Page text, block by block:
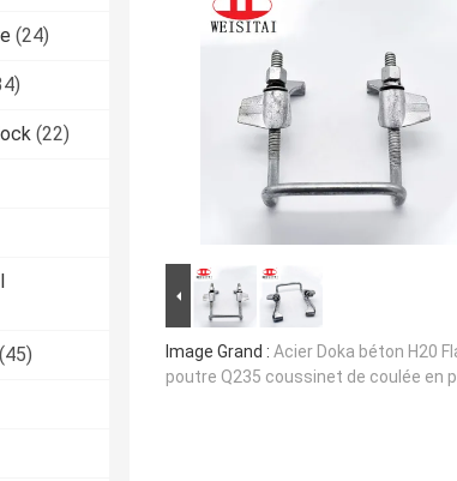
(24)
(22)
(45) Image Grand : Acier Doka béton H20
poutre Q235 coussinet de coulée en